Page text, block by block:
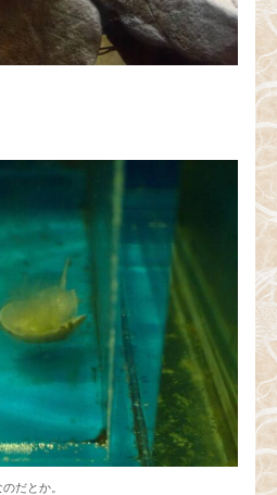
だとか。